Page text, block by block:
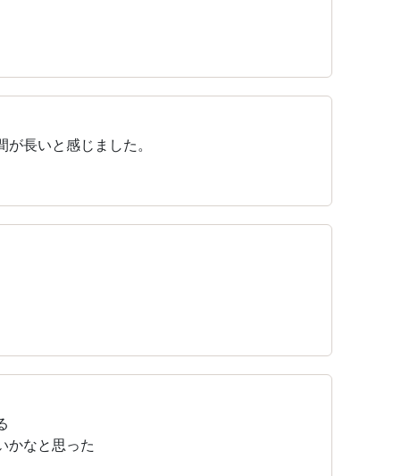
長いと感じました。
かなと思った